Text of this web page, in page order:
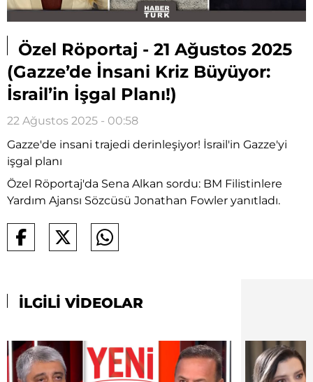
Özel Röportaj - 21 Ağustos 2025
(Gazze’de İnsani Kriz Büyüyor:
İsrail’in İşgal Planı!)
22 Ağustos 2025 - 00:58
Gazze'de insani trajedi derinleşiyor! İsrail'in Gazze'yi
işgal planı
Özel Röportaj'da Sena Alkan sordu: BM Filistinlere
Yardım Ajansı Sözcüsü Jonathan Fowler yanıtladı.
İLGİLİ VİDEOLAR